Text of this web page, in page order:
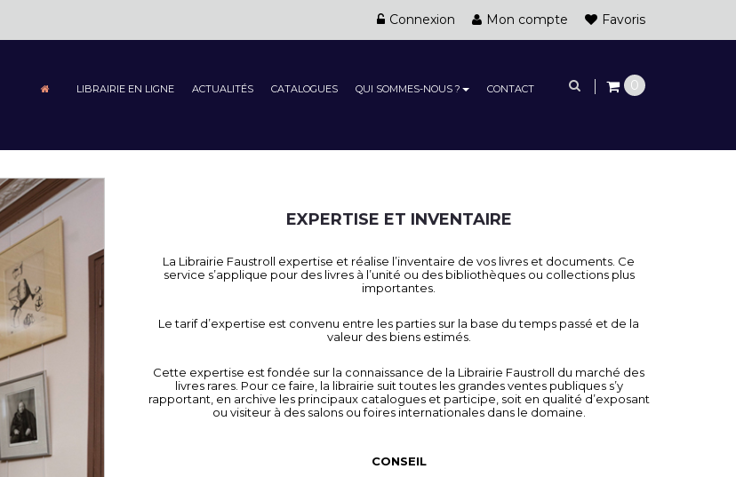
Connexion Mon compte Favoris
LIBRAIRIE EN LIGNE ACTUALITÉS CATALOGUES QUI SOMMES-NOUS ? CONTACT 0
EXPERTISE ET INVENTAIRE
La Librairie Faustroll expertise et réalise l’inventaire de vos livres et documents. Ce
service s’applique pour des livres à l’unité ou des bibliothèques ou collections plus
importantes.
Le tarif d’expertise est convenu entre les parties sur la base du temps passé et de la
valeur des biens estimés.
Cette expertise est fondée sur la connaissance de la Librairie Faustroll du marché des
livres rares. Pour ce faire, la librairie suit toutes les grandes ventes publiques s’y
rapportant, en archive les principaux catalogues et participe, soit en qualité d’exposant
ou visiteur à des salons ou foires internationales dans le domaine.
CONSEIL